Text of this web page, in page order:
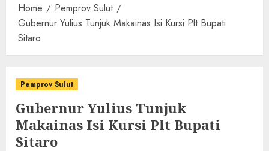
Home
Pemprov Sulut
Gubernur Yulius Tunjuk Makainas Isi Kursi Plt Bupati
Sitaro
Pemprov Sulut
Gubernur Yulius Tunjuk
Makainas Isi Kursi Plt Bupati
Sitaro